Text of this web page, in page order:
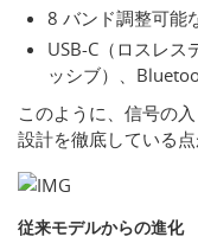
8 バンド調整可能
USB-C（ロスレ
ッシブ）、
このように、信号の
設計を徹底している点
従来モデルからの進化